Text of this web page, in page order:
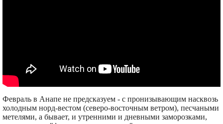
Февраль в Анапе не предсказуем - с пронизывающим насквозь
холодным норд-вестом (северо-восточным ветром), песчаными
метелями, а бывает, и утренними и дневными заморозками,